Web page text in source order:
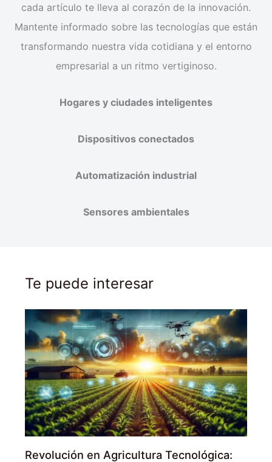
cada artículo te lleva al corazón de la innovación.
Mantente informado sobre las tecnologías que están
transformando nuestra vida cotidiana y el entorno
empresarial a un ritmo vertiginoso.
Hogares y ciudades inteligentes
Dispositivos conectados
Automatización industrial
Sensores ambientales
Te puede interesar
Revolución en Agricultura Tecnológica: